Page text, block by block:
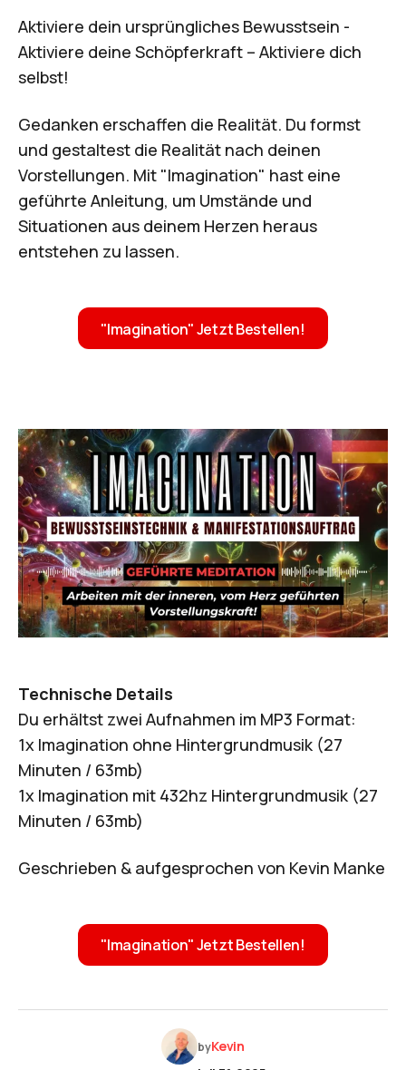
Aktiviere dein ursprüngliches Bewusstsein -
Aktiviere deine Schöpferkraft – Aktiviere dich
selbst!
Gedanken erschaffen die Realität. Du formst
und gestaltest die Realität nach deinen
Vorstellungen. Mit "Imagination" hast eine
geführte Anleitung, um Umstände und
Situationen aus deinem Herzen heraus
entstehen zu lassen.
"Imagination" Jetzt Bestellen!
Technische Details
Du erhältst zwei Aufnahmen im MP3 Format:
1x Imagination ohne Hintergrundmusik (27
Minuten / 63mb)
1x Imagination mit 432hz Hintergrundmusik (27
Minuten / 63mb)
Geschrieben & aufgesprochen von Kevin Manke
"Imagination" Jetzt Bestellen!
byKevin